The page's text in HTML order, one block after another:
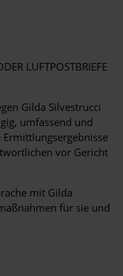
LUFTPOSTBRIEFE
Gilda Silvestrucci
umfassend und
vor Gericht
mit Gilda
für sie und